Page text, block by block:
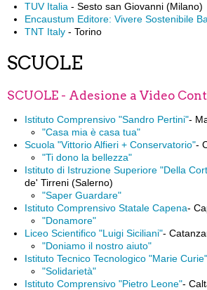
TUV Italia - Sesto san Giovanni (Milano)
Encaustum Editore: Vivere Sostenibile
TNT Italy - Torino
SCUOLE
SCUOLE - Adesione a Video
Istituto Comprensivo "Sandro Pertini"-
"Casa mia è casa tua"
Scuola "Vittorio Alfieri + Conservatorio"-
"Ti dono la bellezza"
Istituto di Istruzione Superiore "Della
de' Tirreni (Salerno)
"Saper Guardare"
Istituto Comprensivo Statale Capena-
"Donamore"
Liceo Scientifico "Luigi Siciliani"-
"Doniamo il nostro aiuto"
Istituto Tecnico Tecnologico "Marie Curie"
"Solidarietà"
Istituto Comprensivo "Pietro Leone"-